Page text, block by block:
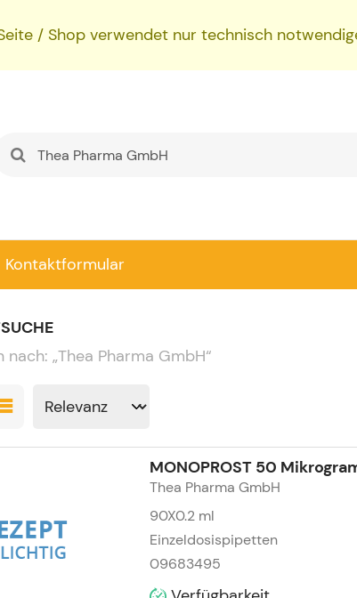
/ Shop verwendet nur technisch
Kontaktformular
nach: „Thea Pharma GmbH“
MONOPROST 50
Thea Pharma GmbH
90X0.2 ml
Einzeldosispipetten
09683495